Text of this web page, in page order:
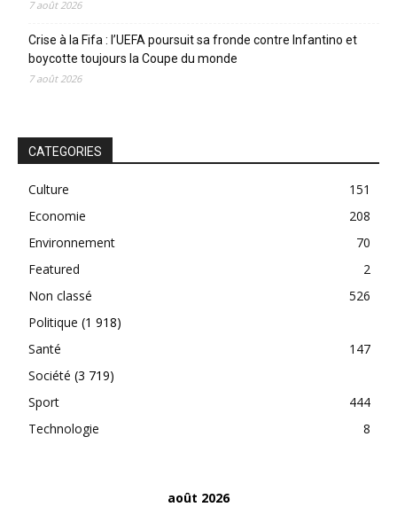
7 août 2026
Crise à la Fifa : l’UEFA poursuit sa fronde contre Infantino et
boycotte toujours la Coupe du monde
7 août 2026
CATEGORIES
Culture
151
Economie
208
Environnement
70
Featured
2
Non classé
526
Politique (1 918)
Santé
147
Société (3 719)
Sport
444
Technologie
8
août 2026